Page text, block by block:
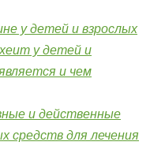
у детей и взрослых
у детей и
и чем
и действенные
средств для лечения